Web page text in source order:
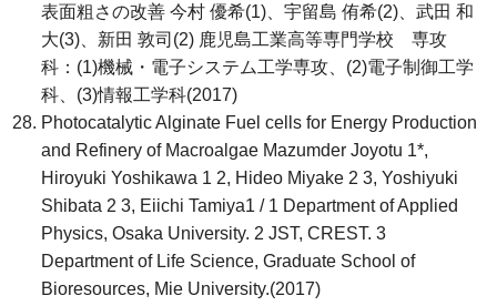
表面粗さの改善 今村 優希(1)、宇留島 侑希(2)、武田 和
大(3)、新田 敦司(2) 鹿児島工業高等専門学校 専攻
科：(1)機械・電子システム工学専攻、(2)電子制御工学
科、(3)情報工学科(2017)
Photocatalytic Alginate Fuel cells for Energy Production
and Refinery of Macroalgae Mazumder Joyotu 1*,
Hiroyuki Yoshikawa 1 2, Hideo Miyake 2 3, Yoshiyuki
Shibata 2 3, Eiichi Tamiya1 / 1 Department of Applied
Physics, Osaka University. 2 JST, CREST. 3
Department of Life Science, Graduate School of
Bioresources, Mie University.(2017)